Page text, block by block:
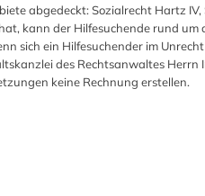
abgedeckt: Sozialrecht Hartz
kann der Hilfesuchende rund um
sich ein Hilfesuchender im
des Rechtsanwaltes Herrn
keine Rechnung erstellen.